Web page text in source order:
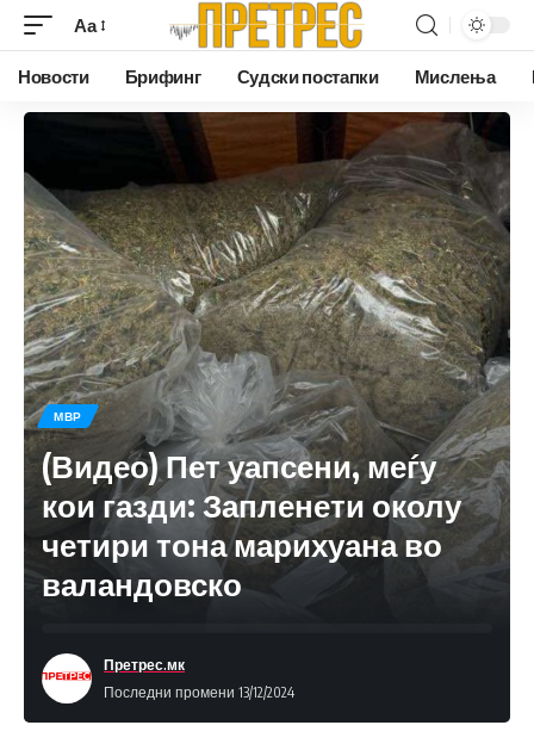
Аа
Новости Брифинг Судски постапки Мислења
МВР
(Видео) Пет уапсени, меѓу
кои газди: Запленети околу
четири тона марихуана во
валандовско
Последни промени 13/12/2024
Претрес.мк